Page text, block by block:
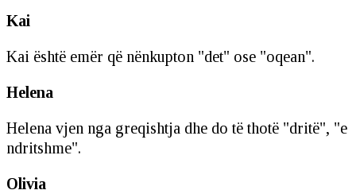
Kai
Kai është emër që nënkupton "det" ose "oqean".
Helena
Helena vjen nga greqishtja dhe do të thotë "dritë", "e
ndritshme".
Olivia